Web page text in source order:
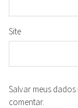
Site
Salvar meus
comentar.